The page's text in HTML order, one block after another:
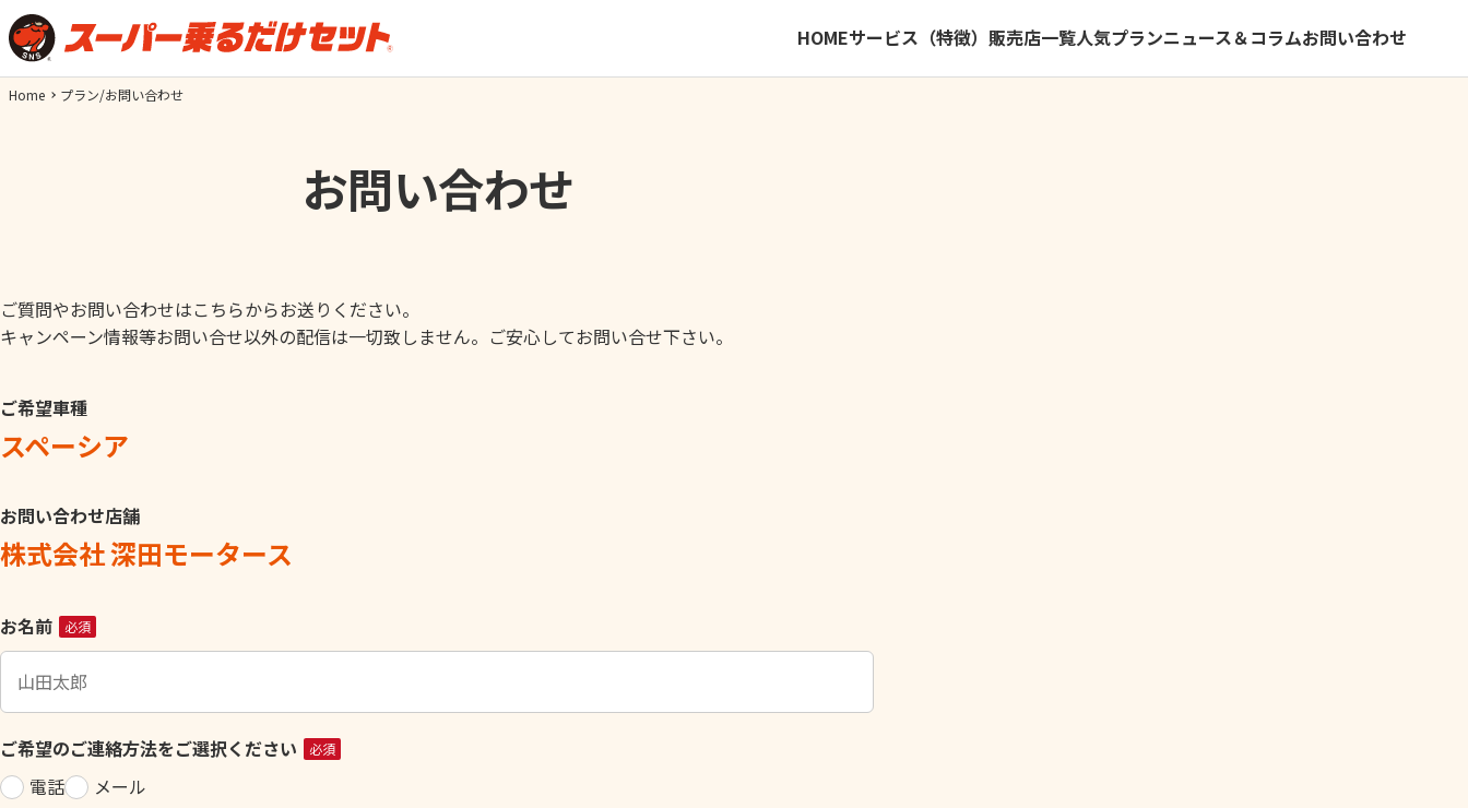
HOMEサービス（特徴） 販売店一覧人気プランニュース＆コラムお問い合わせ
Home プラン/お問い合わせ
お問い合わせ
ご質問やお問い合わせはこちらからお送りください。
キャンペーン情報等お問い合せ以外の配信は一切致しません。ご安心してお問い合せ下さい。
ご希望車種
スペーシア
お問い合わせ店舗
株式会社 深田モータース
こ
の
ィ
ー
ル
ド
お名前 必須
ご希望のご連絡方法をご選択ください 必須
電話
メール